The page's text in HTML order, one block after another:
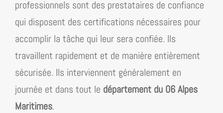
professionnels sont des prestataires de confiance
qui disposent des certifications nécessaires pour
accomplir la tâche qui leur sera confiée. Ils
travaillent rapidement et de manière entièrement
sécurisée. Ils interviennent généralement en
journée et dans tout le département du 06 Alpes
Maritimes.